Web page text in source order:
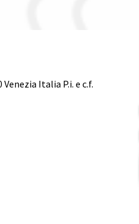
Italia P.i. e c.f.